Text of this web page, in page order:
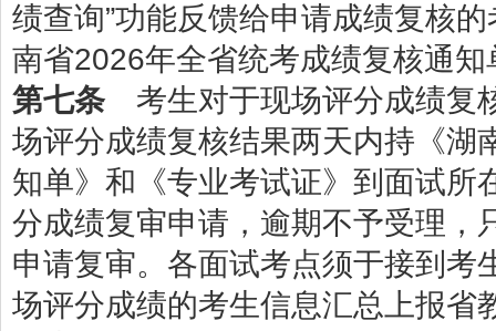
绩查询”功能反馈给申请成绩复核
南省2026年全省统考成绩复核通知
第七条考生对于现场评分成绩复
场评分成绩复核结果两天内持《湖
知单》和《专业考试证》到面试所
分成绩复审申请，逾期不予受理，
申请复审。各面试考点须于接到考
场评分成绩的考生信息汇总上报省